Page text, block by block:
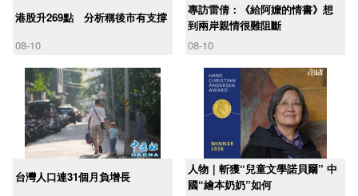
港股升269點 分析稱後市有支撐
08-10
專訪雷倩：《給阿嬤的情書》想
到兩岸親情很難阻斷
08-10
台灣人口連31個月負增長
人物｜斬獲“兒童文學諾貝爾” 中
國“繪本奶奶”如何